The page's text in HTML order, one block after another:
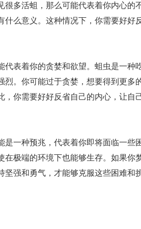
很多活蛆，那么可能代表着你内心的
什么意义。这种情况下，你需要好好
代表着你的贪婪和欲望。蛆虫是一
烈。你可能过于贪婪，想要得到更多
，你需要好好反省自己的内心，让自
是一种预兆，代表着你即将面临一些
在极端的环境下也能够生存。如果你
强和勇气，才能够克服这些困难和